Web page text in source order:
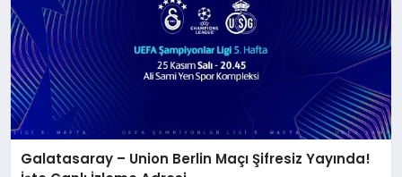
Galatasaray – Union Berlin Maçı Şifresiz Yayında!